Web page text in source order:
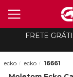
FRETE
ecko ecko 16661